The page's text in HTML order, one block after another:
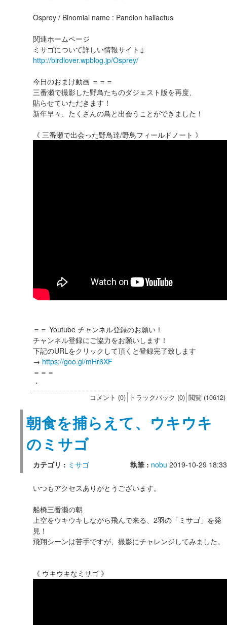
Osprey / Binomial name : Pandion haliaetus
関連ホームページ
ミサゴについて詳しい情報サイト↓
http://birdlover.wpblog.jp/Osprey/
今日のおまけ動画 ＝＝＝
三番瀬で撮影した野鳥たちのダジェスト版を再度、
貼らせていただきます！
新年早々、たくさんの鳥と出会うことができました！
《 三番瀬で出会った野鳥達/野鳥フィールドノート 》
＝＝ Youtube チャンネル登録のお願い！
チャンネル登録にご協力をお願いします！
下記のURLをクリックして頂くと登録完了致します
→ https://goo.gl/mHr6XF
＝＝＝
・
コメント (0) トラックバック (0) 閲覧 (10612)
朝食を捕らえて、ウキウキ
のミサゴ
カテゴリ : ミサゴ 執筆 : nobu 2019-10-29 18:33
いつもアクセスありがとうございます。
船橋三番瀬の朝
上空をウキウキしながら飛んで来る、2羽の「ミサゴ」を発
見！
飛翔シーンは苦手ですが、撮影にチャレンジしてみました。
《 ウキウキなミサゴ 》